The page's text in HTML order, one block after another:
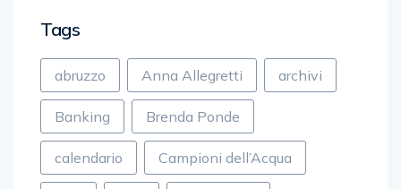
Tags
abruzzo Anna Allegretti archivi
Banking Brenda Ponde
calendario Campioni dell’Acqua